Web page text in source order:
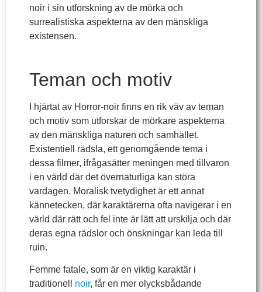
noir i sin utforskning av de mörka och
surrealistiska aspekterna av den mänskliga
existensen.
Teman och motiv
I hjärtat av Horror-noir finns en rik väv av teman
och motiv som utforskar de mörkare aspekterna
av den mänskliga naturen och samhället.
Existentiell rädsla, ett genomgående tema i
dessa filmer, ifrågasätter meningen med tillvaron
i en värld där det övernaturliga kan störa
vardagen. Moralisk tvetydighet är ett annat
kännetecken, där karaktärerna ofta navigerar i en
värld där rätt och fel inte är lätt att urskilja och där
deras egna rädslor och önskningar kan leda till
ruin.
Femme fatale, som är en viktig karaktär i
traditionell noir, får en mer olycksbådande